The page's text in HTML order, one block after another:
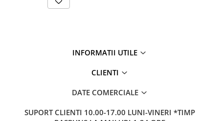
INFORMATII UTILE
CLIENTI
DATE COMERCIALE
SUPORT CLIENTI 10.00-17.00 LUNI-VINERI *TIMP